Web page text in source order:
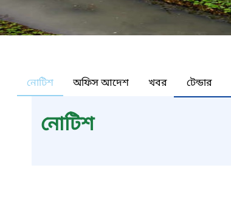
নোটিশ অফিস আদেশ খবর টেন্ডার
নোটিশ